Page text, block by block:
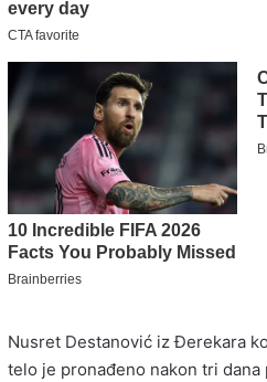
Nusret Destanović iz Đerekara
telo je pronađeno nakon tri